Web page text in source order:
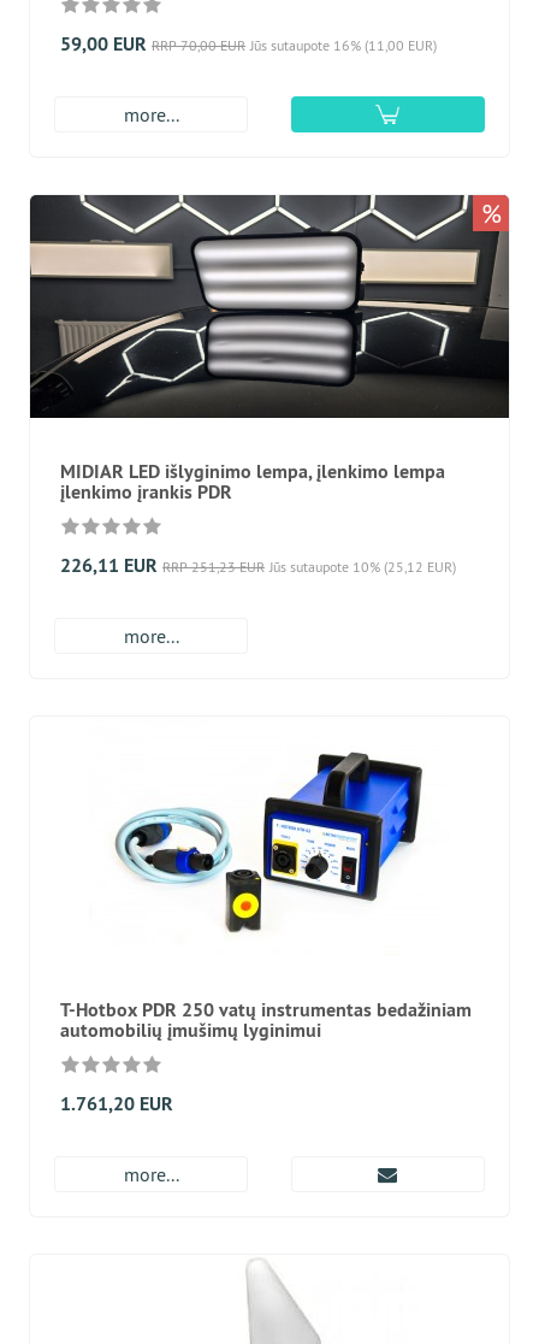
59,00 EUR RRP 70,00 EUR Jūs sutaupote 16% (11,00 EUR)
more...
MIDIAR LED išlyginimo lempa, įlenkimo lempa
įlenkimo įrankis PDR
226,11 EUR RRP 251,23 EUR Jūs sutaupote 10% (25,12 EUR)
more...
%
T-Hotbox PDR 250 vatų instrumentas bedažiniam
automobilių įmušimų lyginimui
1.761,20 EUR
more...